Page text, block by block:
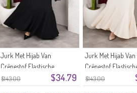
$143.00 $34.79
Jurk Met Hijab Van
Crêpestof Elastische
Mouwen En Ceintuur 0911-11
Zwart
$143.00
Jurk Met Hijab Van
Crêpestof
Mouwen En
10 Ecru